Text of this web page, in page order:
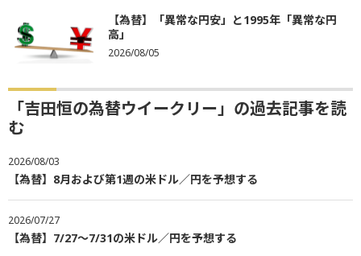
【為替】「異常な円安」と1995年「異常な円
高」
2026/08/05
「吉田恒の為替ウイークリー」の過去記事を読
む
2026/08/03
【為替】8月および第1週の米ドル／円を予想する
2026/07/27
【為替】7/27～7/31の米ドル／円を予想する